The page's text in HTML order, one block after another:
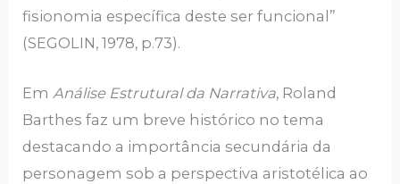
fisionomia específica deste ser funcional”
(SEGOLIN, 1978, p.73).
EmAnálise Estrutural da Narrativa, Roland
Barthes faz um breve histórico no tema
destacando a importância secundária da
personagem sob a perspectiva aristotélica ao